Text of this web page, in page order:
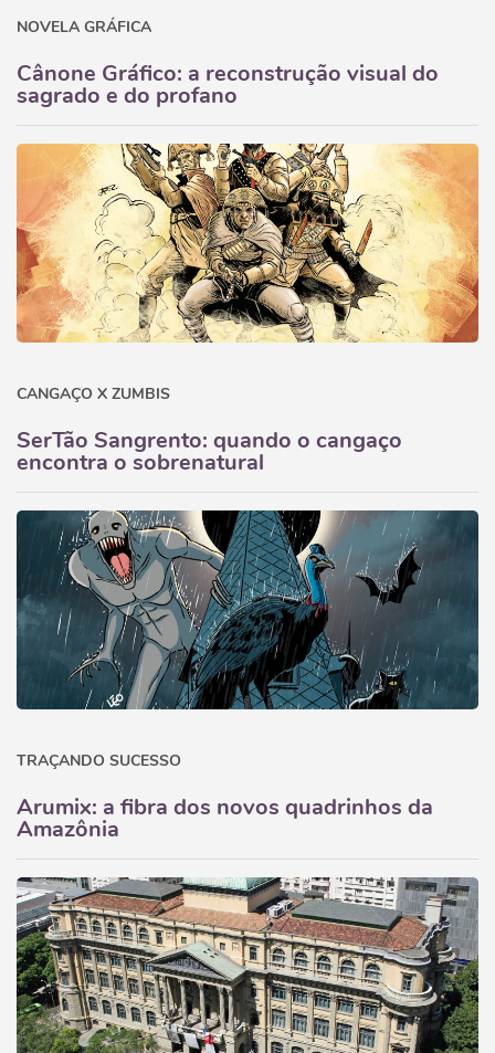
NOVELA GRÁFICA
Cânone Gráfico: a reconstrução visual do
sagrado e do profano
CANGAÇO X ZUMBIS
SerTão Sangrento: quando o cangaço
encontra o sobrenatural
TRAÇANDO SUCESSO
Arumix: a fibra dos novos quadrinhos da
Amazônia